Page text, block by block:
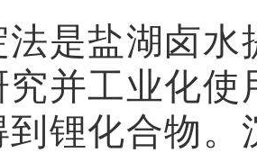
法是盐湖卤水
究并工业化使
到锂化合物。